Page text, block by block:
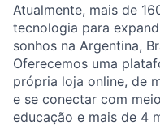
Atualmente, mais de
tecnologia para
sonhos na Argentina,
Oferecemos uma
própria loja online, de
e se conectar com
educação e mais de 4